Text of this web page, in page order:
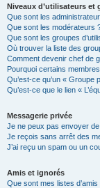
Niveaux d’utilisateurs et
Que sont les
Que sont les modérateurs
Que sont les groupes
Où trouver la liste des
Comment devenir chef de
Pourquoi certains
Qu’est-ce qu’un « Groupe
Qu’est-ce que le lien «
Messagerie privée
Je ne peux pas envoyer
Je reçois sans arrêt des
J’ai reçu un spam ou un
Amis et ignorés
Que sont mes listes d’amis